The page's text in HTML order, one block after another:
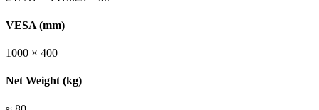
VESA (mm)
1000 × 400
Net Weight (kg)